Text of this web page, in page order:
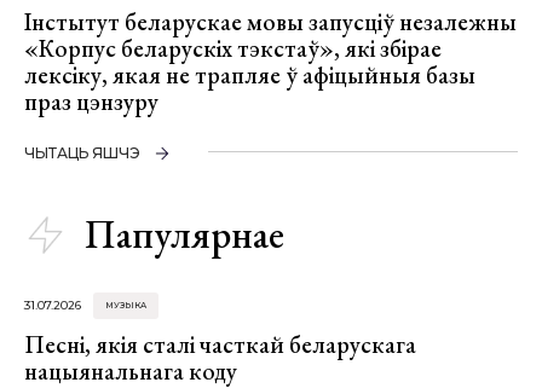
Інстытут беларускае мовы запусціў незалежны
«Корпус беларускіх тэкстаў», які збірае
лексіку, якая не трапляе ў афіцыйныя базы
праз цэнзуру
ЧЫТАЦЬ ЯШЧЭ
Папулярнае
31.07.2026 МУЗЫКА
Песні, якія сталі часткай беларускага
нацыянальнага коду